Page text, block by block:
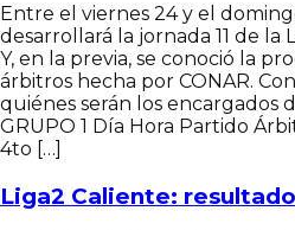
Noticias
Documentos
Entre el viernes 24 y el
desarrollará la jornada 11 de la
Y, en la previa, se conoció la
árbitros hecha por CONAR.
quiénes serán los encargados
GRUPO 1 Día Hora Partido
4to […]
Liga2 Caliente: